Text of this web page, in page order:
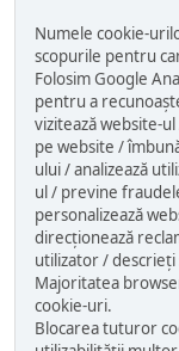
Numele cookie-
scopurile pentru
Folosim Google
pentru a
vizitează website-
pe website /
ului / analizează
ul / previne
personalizează
direcționează
utilizator / descrieți
Majoritatea
cookie-uri.
Blocarea tuturor